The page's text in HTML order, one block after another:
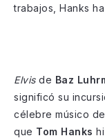
trabajos, Hanks
Elvis de Baz
significó su
célebre músico
que Tom Hanks